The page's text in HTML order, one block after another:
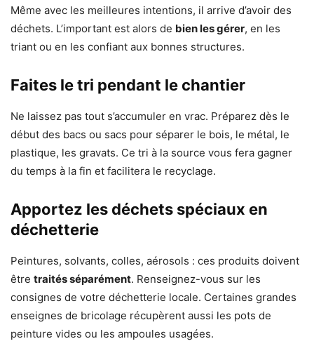
Même avec les meilleures intentions, il arrive d’avoir des
déchets. L’important est alors de bien les gérer, en les
triant ou en les confiant aux bonnes structures.
Faites le tri pendant le chantier
Ne laissez pas tout s’accumuler en vrac. Préparez dès le
début des bacs ou sacs pour séparer le bois, le métal, le
plastique, les gravats. Ce tri à la source vous fera gagner
du temps à la fin et facilitera le recyclage.
Apportez les déchets spéciaux en
déchetterie
Peintures, solvants, colles, aérosols : ces produits doivent
être traités séparément. Renseignez-vous sur les
consignes de votre déchetterie locale. Certaines grandes
enseignes de bricolage récupèrent aussi les pots de
peinture vides ou les ampoules usagées.